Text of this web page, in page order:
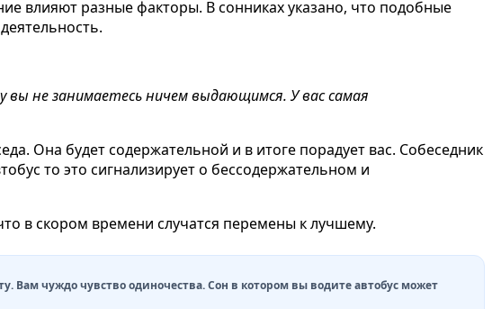
влияют разные факторы. В сонниках указано, что подобные
вы не занимаетесь ничем выдающимся. У вас самая
Она будет содержательной и в итоге порадует вас. Собеседник
то это сигнализирует о бессодержательном и
в скором времени случатся перемены к лучшему.
Вам чуждо чувство одиночества. Сон в котором вы водите автобус может